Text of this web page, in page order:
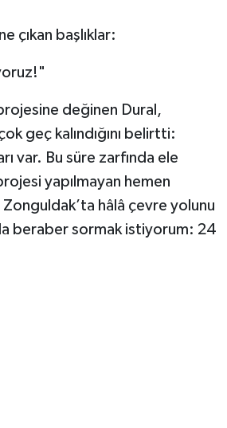
çıkan başlıklar:
değinen Dural,
geç kalındığını belirtti:
var. Bu süre zarfında ele
yapılmayan hemen
hâlâ çevre yolunu
beraber sormak istiyorum: 24